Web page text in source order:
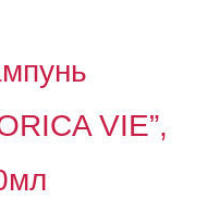
VIE”,